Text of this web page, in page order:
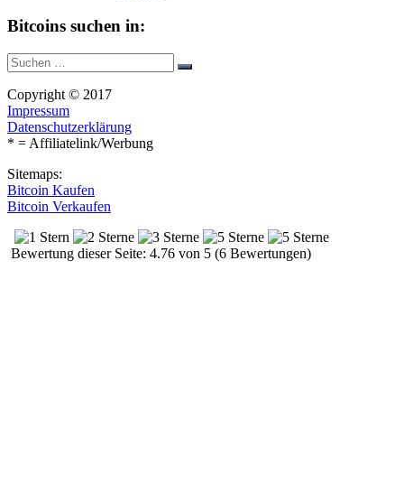
Bitcoins suchen in:
Suche
nach:
Suchen
Copyright © 2017
Impressum
Datenschutzerklärung
* = Affiliatelink/Werbung
Sitemaps:
Bitcoin Kaufen
Bitcoin Verkaufen
Bewertung dieser Seite: 4.76 von 5 (6 Bewertungen)